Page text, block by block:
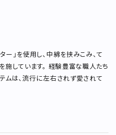
ー」を使用し、中綿を挟みこみ、て
施しています。 経験豊富な職人たち
ムは、流行に左右されず愛されて